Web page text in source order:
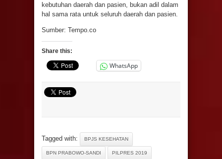
kebutuhan daerah dan pasien, bukan adil dalam
hal sama rata untuk seluruh daerah dan pasien.
Sumber: Tempo.co
Share this:
WhatsApp
Tagged with: BPJS KESEHATAN
BPN PRABOWO-SANDI PILPRES 2019